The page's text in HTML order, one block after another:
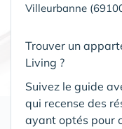
Villeurbanne
Trouver un
Living ?
Suivez le guide
qui recense des
ayant optés pour